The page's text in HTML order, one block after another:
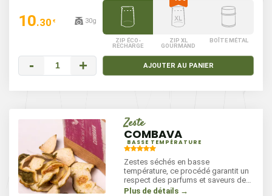
10.30 € 30g
ZIP ÉCO-
RECHARGE
ZIP XL
GOURMAND
BOÎTE MÉTAL
- + AJOUTER AU PANIER
Zeste
COMBAVA
BASSE TEMPÉRATURE
Zestes séchés en basse
température, ce procédé garantit un
respect des parfums et saveurs de
cet agrume particulier. À réhydrater
Plus de détails →